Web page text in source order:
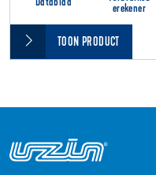
Datablad
erekener
TOON PRODUCT